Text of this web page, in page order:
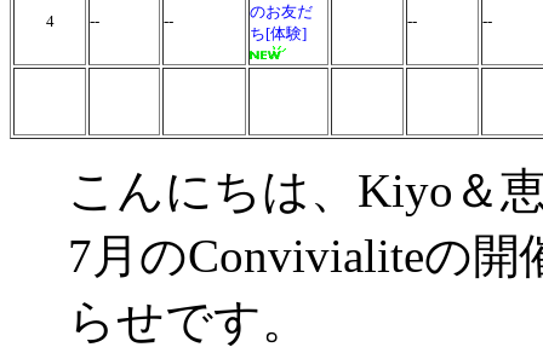
4 -- --
のお友だ
ち[体験]
-- --
こんにちは、Kiyo＆
7月のConvivialiteの
らせです。